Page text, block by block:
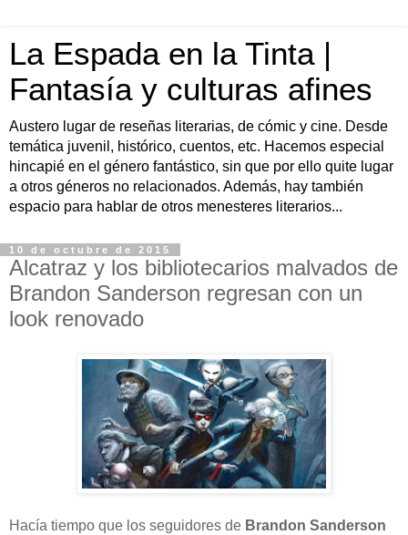
La Espada en la Tinta |
Fantasía y culturas afines
Austero lugar de reseñas literarias, de cómic y cine. Desde
temática juvenil, histórico, cuentos, etc. Hacemos especial
hincapié en el género fantástico, sin que por ello quite lugar
a otros géneros no relacionados. Además, hay también
espacio para hablar de otros menesteres literarios...
10 de octubre de 2015
Alcatraz y los bibliotecarios malvados de
Brandon Sanderson regresan con un
look renovado
Hacía tiempo que los seguidores de Brandon Sanderson